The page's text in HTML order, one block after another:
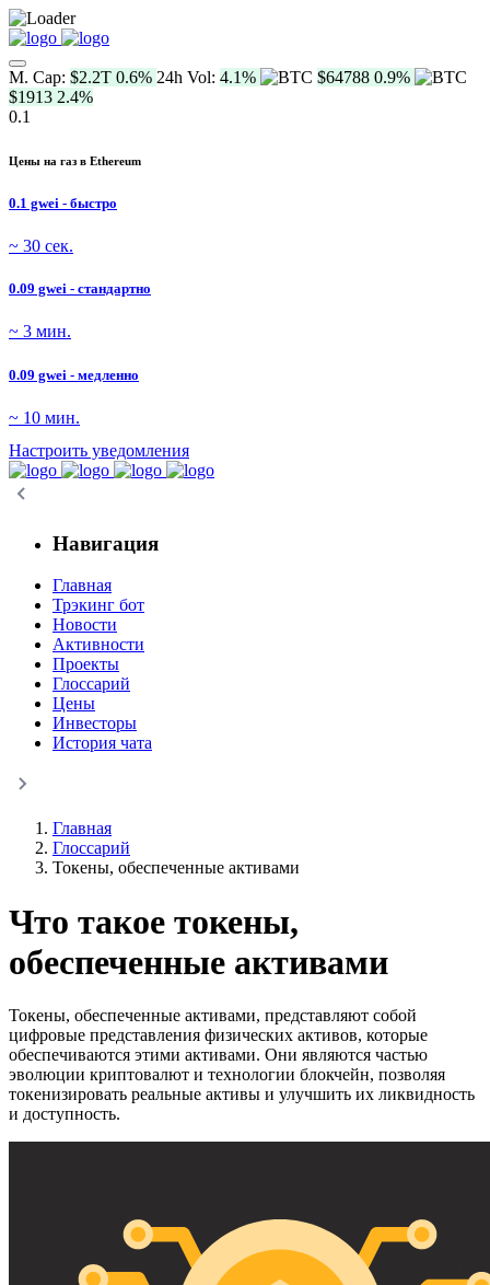
M. Cap: $2.2T 0.6% 24h Vol: 4.1% $64788 0.9%
$1913 2.4%
0.1
Цены на газ в Ethereum
0.1 gwei - быстро
~ 30 сек.
0.09 gwei - стандартно
~ 3 мин.
0.09 gwei - медленно
~ 10 мин.
Настроить уведомления
Навигация
Главная
Трэкинг бот
Новости
Активности
Проекты
Глоссарий
Цены
Инвесторы
История чата
Главная
Глоссарий
Токены, обеспеченные активами
Что такое токены,
обеспеченные активами
Токены, обеспеченные активами, представляют собой
цифровые представления физических активов, которые
обеспечиваются этими активами. Они являются частью
эволюции криптовалют и технологии блокчейн, позволяя
токенизировать реальные активы и улучшить их ликвидность
и доступность.